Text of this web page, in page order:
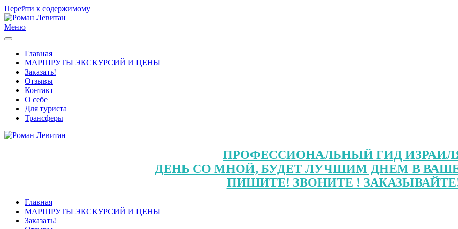
Перейти к содержимому
Меню
Главная
МАРШРУТЫ ЭКСКУРСИЙ И ЦЕНЫ
Заказать!
Отзывы
Контакт
О себе
Для туриста
Трансферы
ПРОФЕССИОНАЛЬНЫЙ ГИД
ДЕНЬ СО МНОЙ, БУДЕТ ЛУЧШИМ ДНЕМ В
ПИШИТЕ! ЗВОНИТЕ !
Главная
МАРШРУТЫ ЭКСКУРСИЙ И ЦЕНЫ
Заказать!